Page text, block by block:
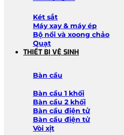
Két sắt
Máy xay & máy ép
Bộ nồi và xoong chảo
Quạt
THIẾT BỊ VỆ SINH
Bàn cầu
Bàn cầu 1 khối
Bàn cầu 2 khối
Bàn cầu điện tử
Bàn cầu điện tử
Vòi xịt